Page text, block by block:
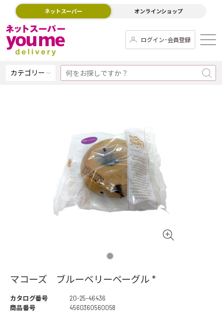
ネットスーパー オンラインショップ
ログイン･会員登録
カテゴリー
マコーズ ブルーベリーベーグル *
カタログ番号
20-25-46436
商品番号
4560360560058